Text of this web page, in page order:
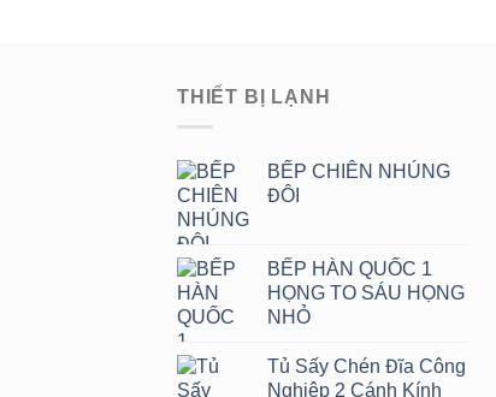
THIẾT BỊ LẠNH
BẾP CHIÊN NHÚNG
ĐÔI
BẾP HÀN QUỐC 1
HỌNG TO SÁU HỌNG
NHỎ
Tủ Sấy Chén Đĩa Công
Nghiệp 2 Cánh Kính